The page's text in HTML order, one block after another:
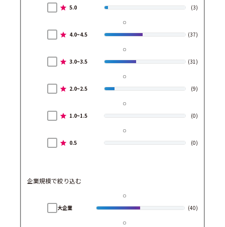
5.0 (3)
4.0~4.5 (37)
3.0~3.5 (31)
2.0~2.5 (9)
1.0~1.5 (0)
0.5 (0)
企業規模で絞り込む
大企業 (40)